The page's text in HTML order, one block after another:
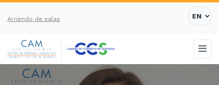
Arriendo de salas